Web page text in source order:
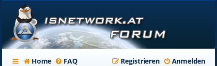
Home FAQ Anmelden
Registrieren